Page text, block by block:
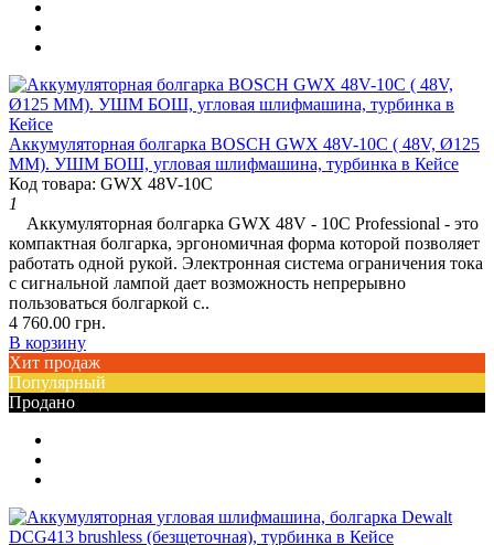
Аккумуляторная болгарка BOSCH GWX 48V-10C ( 48V, Ø125
ММ). УШМ БОШ, угловая шлифмашина, турбинка в Кейсе
Код товара: GWX 48V-10C
1
Аккумуляторная болгарка GWX 48V - 10C Professional - это
компактная болгарка, эргономичная форма которой позволяет
работать одной рукой. Электронная система ограничения тока
с сигнальной лампой дает возможность непрерывно
пользоваться болгаркой с..
4 760.00 грн.
В корзину
Хит продаж
Популярный
Продано